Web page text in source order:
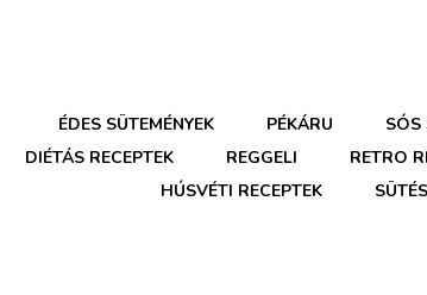
ÉDES SÜTEMÉNYEK PÉKÁRU SÓS
DIÉTÁS RECEPTEK
REGGELI RETRO
HÚSVÉTI RECEPTEK